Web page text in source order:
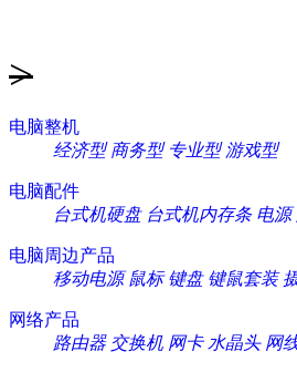
>
电脑整机
经济型 商务型 专业型 游戏型
电脑配件
台式机硬盘 台式机内存条 电源
电脑周边产品
移动电源 鼠标 键盘 键鼠套装
网络产品
路由器 交换机 网卡 水晶头 网